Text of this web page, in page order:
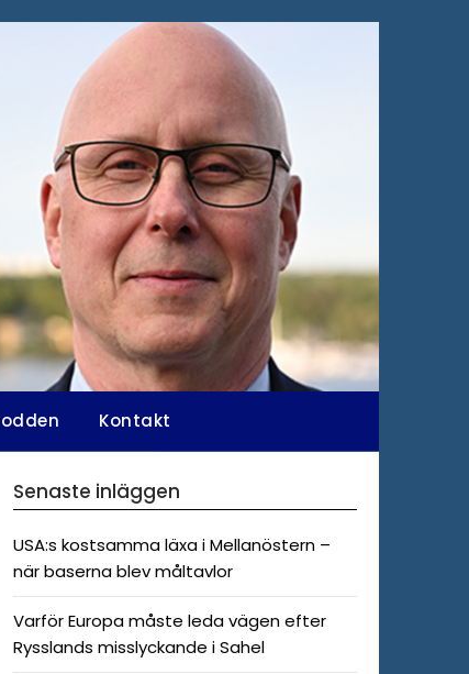
Kontakt
Senaste inläggen
USA:s kostsamma läxa i Mellanöstern –
när baserna blev måltavlor
Varför Europa måste leda vägen efter
Rysslands misslyckande i Sahel